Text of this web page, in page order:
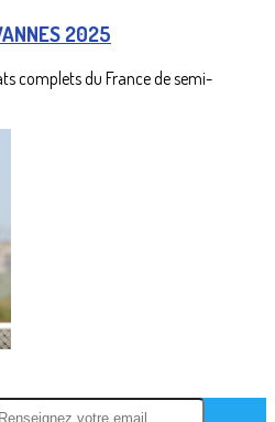
2025
complets du France de semi-